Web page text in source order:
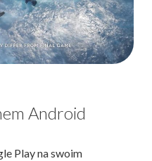
Android
Play na swoim